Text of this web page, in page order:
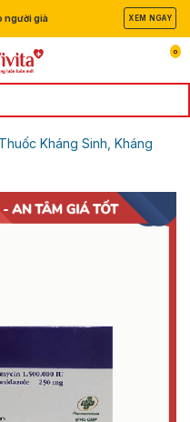
người già XEM NGAY
0
Thuốc Kháng Sinh, Kháng